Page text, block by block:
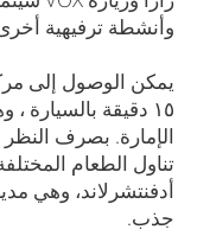
وأنشطة ترفيهية
يمكن الوصول إلى
۱٥ دقيقة
الإمارة. بصرف النظر
تناول الطعام
أدفنتشرلاند، وهي
جذب.